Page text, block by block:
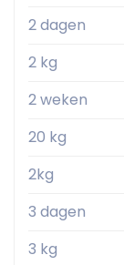
2 dagen
2 kg
2 weken
20 kg
2kg
3 dagen
3 kg